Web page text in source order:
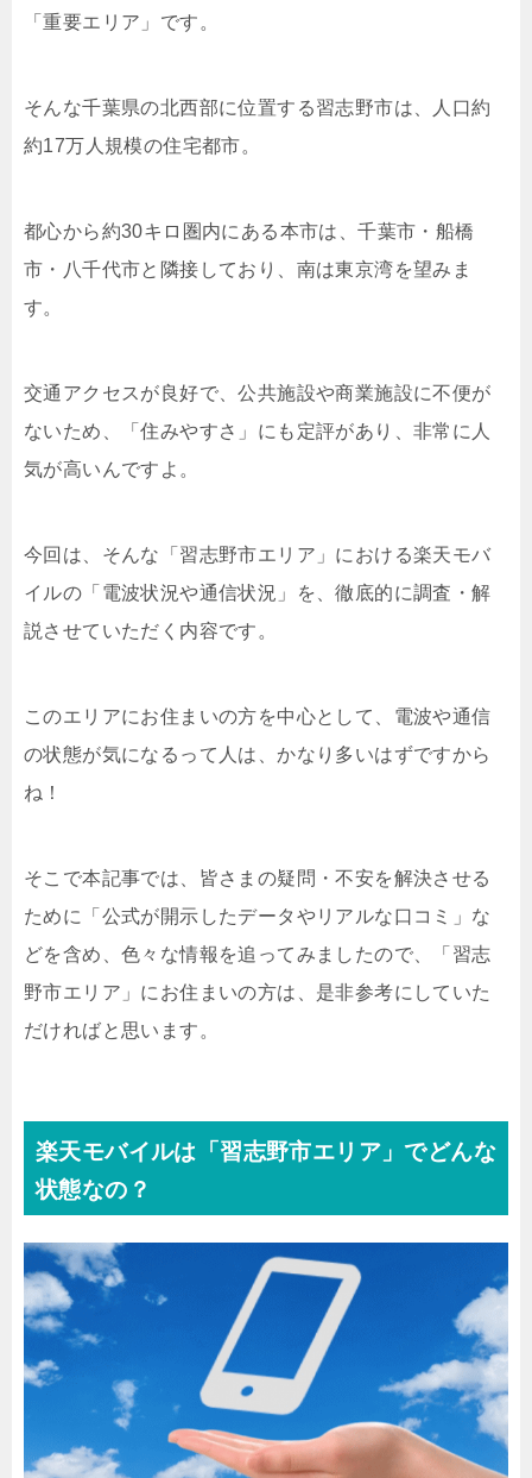
「重要エリア」です。
そんな千葉県の北西部に位置する習志野市は、人口約
約17万人規模の住宅都市。
都心から約30キロ圏内にある本市は、千葉市・船橋
市・八千代市と隣接しており、南は東京湾を望みま
す。
交通アクセスが良好で、公共施設や商業施設に不便が
ないため、「住みやすさ」にも定評があり、非常に人
気が高いんですよ。
今回は、そんな「習志野市エリア」における楽天モバ
イルの「電波状況や通信状況」を、徹底的に調査・解
説させていただく内容です。
このエリアにお住まいの方を中心として、電波や通信
の状態が気になるって人は、かなり多いはずですから
ね！
そこで本記事では、皆さまの疑問・不安を解決させる
ために「公式が開示したデータやリアルな口コミ」な
どを含め、色々な情報を追ってみましたので、「習志
野市エリア」にお住まいの方は、是非参考にしていた
だければと思います。
楽天モバイルは「習志野市エリア」でどんな
状態なの？